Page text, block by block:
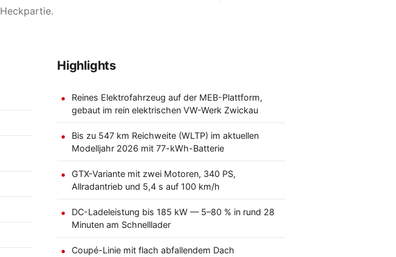
Heckpartie.
Highlights
Reines Elektrofahrzeug auf der MEB-Plattform,
gebaut im rein elektrischen VW-Werk Zwickau
Bis zu 547 km Reichweite (WLTP) im aktuellen
Modelljahr 2026 mit 77-kWh-Batterie
GTX-Variante mit zwei Motoren, 340 PS,
Allradantrieb und 5,4 s auf 100 km/h
DC-Ladeleistung bis 185 kW — 5–80 % in rund 28
Minuten am Schnelllader
Coupé-Linie mit flach abfallendem Dach